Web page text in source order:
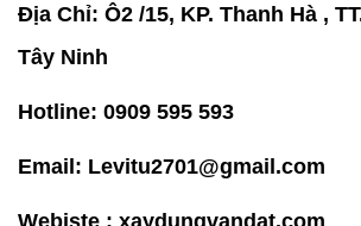
Địa Chỉ: Ô2 /15, KP. Thanh Hà ,
Tây Ninh
Hotline: 0909 595 593
Email: Levitu2701@gmail.com
Webiste : xaydungvandat.com